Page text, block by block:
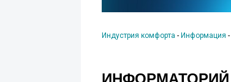
Индустрия комфорта - Информация -
ИНФОРМАТОРИЙ